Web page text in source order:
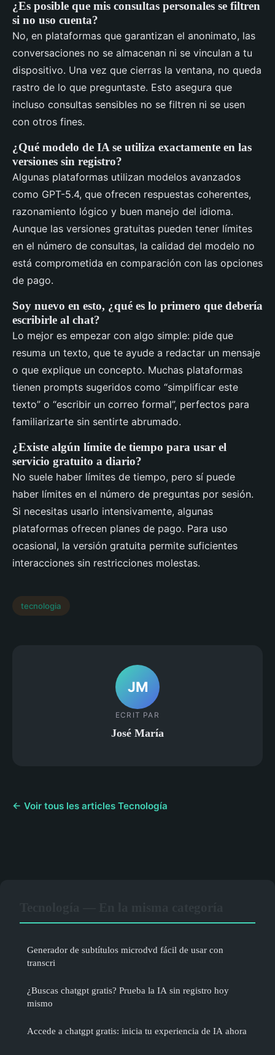
¿Es posible que mis consultas personales se filtren
si no uso cuenta?
No, en plataformas que garantizan el anonimato, las
conversaciones no se almacenan ni se vinculan a tu
dispositivo. Una vez que cierras la ventana, no queda
rastro de lo que preguntaste. Esto asegura que
incluso consultas sensibles no se filtren ni se usen
con otros fines.
¿Qué modelo de IA se utiliza exactamente en las
versiones sin registro?
Algunas plataformas utilizan modelos avanzados
como GPT-5.4, que ofrecen respuestas coherentes,
razonamiento lógico y buen manejo del idioma.
Aunque las versiones gratuitas pueden tener límites
en el número de consultas, la calidad del modelo no
está comprometida en comparación con las opciones
de pago.
Soy nuevo en esto, ¿qué es lo primero que debería
escribirle al chat?
Lo mejor es empezar con algo simple: pide que
resuma un texto, que te ayude a redactar un mensaje
o que explique un concepto. Muchas plataformas
tienen prompts sugeridos como “simplificar este
texto” o “escribir un correo formal”, perfectos para
familiarizarte sin sentirte abrumado.
¿Existe algún límite de tiempo para usar el
servicio gratuito a diario?
No suele haber límites de tiempo, pero sí puede
haber límites en el número de preguntas por sesión.
Si necesitas usarlo intensivamente, algunas
plataformas ofrecen planes de pago. Para uso
ocasional, la versión gratuita permite suficientes
interacciones sin restricciones molestas.
tecnologia
JM
ECRIT PAR
José María
← Voir tous les articles Tecnología
Generador de subtítulos microdvd fácil de usar con
transcri
¿Buscas chatgpt gratis? Prueba la IA sin registro hoy
mismo
Accede a chatgpt gratis: inicia tu experiencia de IA ahora